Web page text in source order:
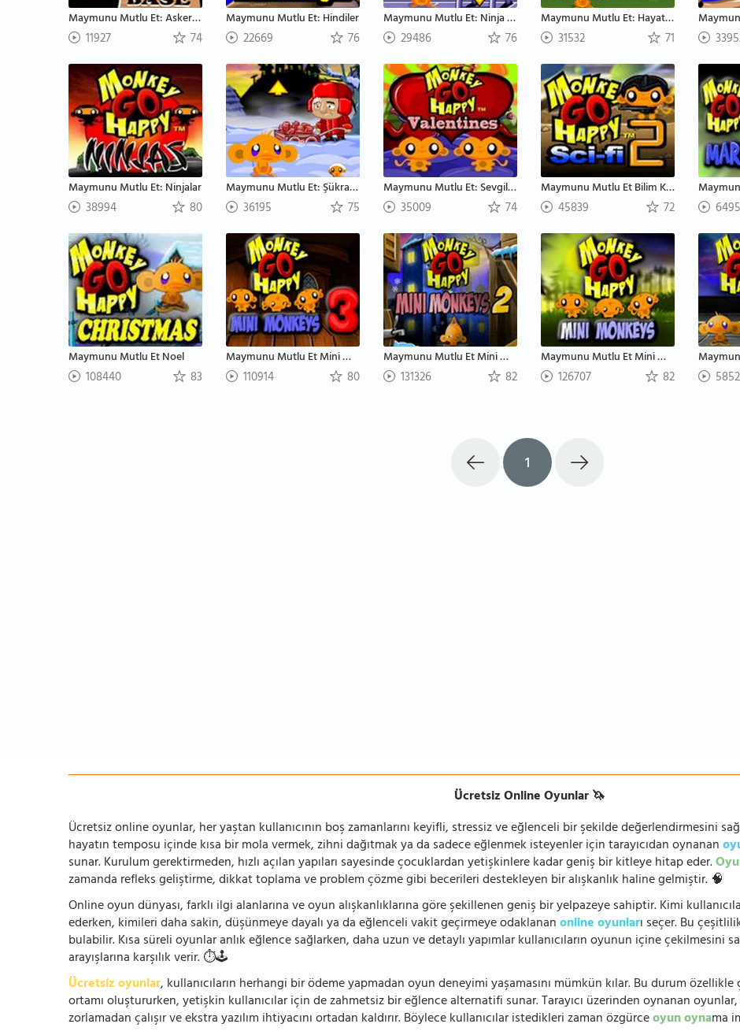
Maymunu Mutlu Et: Askeri Bölge
11927 74
Maymunu Mutlu Et: Hindiler
22669 76
Maymunu Mutlu Et: Ninja Maymunlar
29486 76
Maymunu Mutlu Et: Hayatta Kalma
31532 71
Maymunu Mutlu Et: Ninjalar
38994 80
Maymunu Mutlu Et: Şükran Günü
36195 75
Maymunu Mutlu Et: Sevgililer Günü
35009 74
Maymunu Mutlu Et Bilim Kurgu 2
45839 72
Maymunu Mutlu Et Noel
108440 83
Maymunu Mutlu Et Mini Maymunlar 3
110914 80
Maymunu Mutlu Et Mini Maymunlar 2
131326 82
Maymunu Mutlu Et Mini Maymunlar
126707 82
1
Ücretsiz Online Oyunlar 🦄
Ücretsiz online oyunlar, her yaştan kullanıcının boş zamanlarını keyifli, stressiz ve eğlenceli bir şekilde değerlendirmesini
hayatın temposu içinde kısa bir mola vermek, zihni dağıtmak ya da sadece eğlenmek isteyenler için tarayıcıdan oynanan
sunar. Kurulum gerektirmeden, hızlı açılan yapıları sayesinde çocuklardan yetişkinlere kadar geniş bir kitleye hitap eder.
zamanda refleks geliştirme, dikkat toplama ve problem çözme gibi becerileri destekleyen bir alışkanlık haline gelmiştir. 🧠
Online oyun dünyası, farklı ilgi alanlarına ve oyun alışkanlıklarına göre şekillenen geniş bir yelpazeye sahiptir. Kimi
ederken, kimileri daha sakin, düşünmeye dayalı ya da eğlenceli vakit geçirmeye odaklananonline oyunları seçer. Bu
bulabilir. Kısa süreli oyunlar anlık eğlence sağlarken, daha uzun ve detaylı yapımlar kullanıcıların oyunun içine çekilmesini
arayışlarına karşılık verir. ⏱️🕹️
Ücretsiz oyunlar, kullanıcıların herhangi bir ödeme yapmadan oyun deneyimi yaşamasını mümkün kılar. Bu durum
ortamı oluştururken, yetişkin kullanıcılar için de zahmetsiz bir eğlence alternatifi sunar. Tarayıcı üzerinden oynanan oyunlar,
zorlamadan çalışır ve ekstra yazılım ihtiyacını ortadan kaldırır. Böylece kullanıcılar istedikleri zaman özgürceoyun oynama